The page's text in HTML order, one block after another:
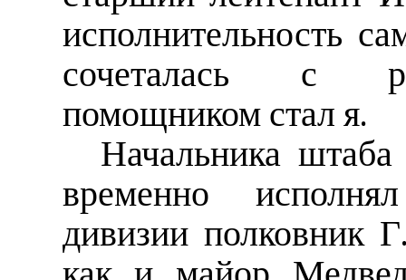
исполнительность
сочеталась с
помощником стал я.
Начальника
временно
дивизии полковник